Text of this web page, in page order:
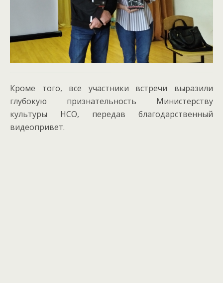
Кроме того, все участники встречи выразили
глубокую признательность Министерству
культуры НСО, передав благодарственный
видеопривет.